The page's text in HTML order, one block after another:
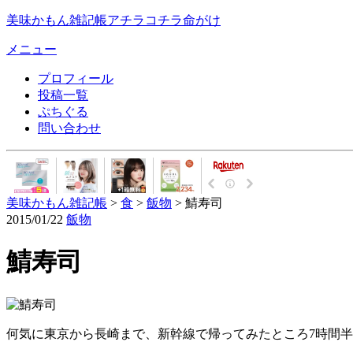
美味かもん雑記帳アチラコチラ命がけ
メニュー
プロフィール
投稿一覧
ぷちぐる
問い合わせ
美味かもん雑記帳 > 食 > 飯物 > 鯖寿司
2015/01/22 飯物
鯖寿司
何気に東京から長崎まで、新幹線で帰ってみたところ7時間